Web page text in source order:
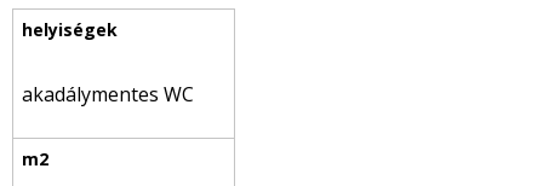
akadálymentes WC